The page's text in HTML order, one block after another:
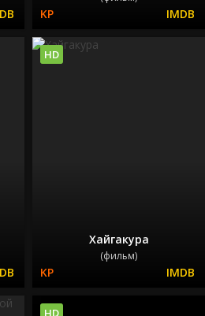
Хайгакура
(фильм)
HD
HD